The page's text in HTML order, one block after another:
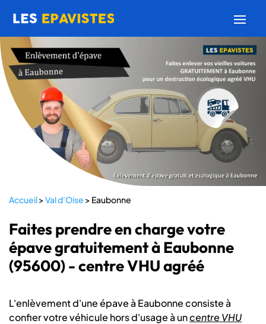
Accueil>Val d'Oise > Eaubonne
Faites prendre en charge votre
épave gratuitement à Eaubonne
(95600) - centre VHU agréé
L'enlèvement d'une épave à Eaubonne consiste à
confier votre véhicule hors d'usage à uncentre VHU